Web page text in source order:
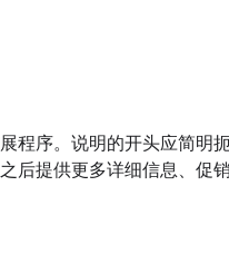
程序。说明的开头应简明
提供更多详细信息、促